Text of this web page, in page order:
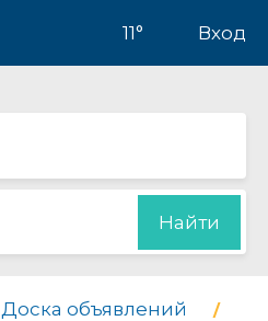
11° Вход
Найти
Доска объявлений